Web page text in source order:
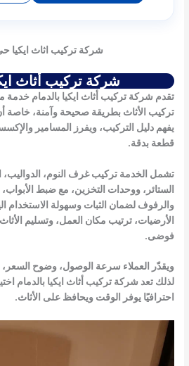
شركة تركيب اثاث ايكيا
شركة تركيب أثاث
تقدم شركة تركيب أثاث ايكيا بالدمام
تركيب الأثاث بطريقة صحيحة وآمنة، خاصة
يفهم دليل التركيب، ويفرز المسامير
قطعة بدقة.
تشمل الخدمة تركيب غرف النوم، الدواليب،
الستائر، ووحدات التخزين، مع ضبط الأبواب،
والرفوف لضمان الثبات وسهولة الاستخدام
الأرضيات، ترتيب مكان العمل، وتسليم
فوضى.
ويقدّر العملاء سرعة الوصول، وضوح السعر،
لذلك تعد شركة تركيب أثاث ايكيا بالدمام
احترافيًا يوفر الوقت ويحافظ على الأثاث.